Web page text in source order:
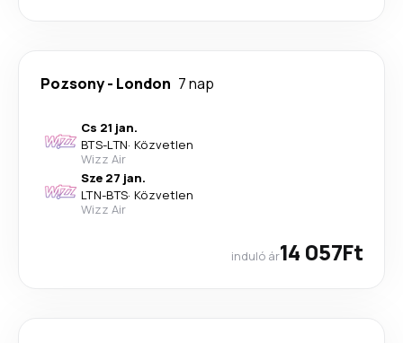
Pozsony- London 7 nap
Cs 21 jan.
BTS-LTN· Közvetlen
Wizz Air
Sze 27 jan.
LTN-BTS· Közvetlen
Wizz Air
induló ár14 057Ft